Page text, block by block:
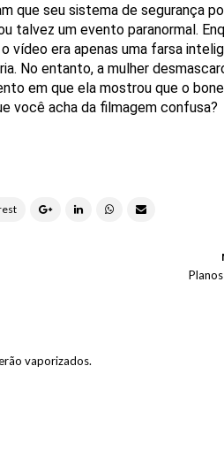
que seu sistema de segurança
talvez um evento paranormal.
vídeo era apenas uma farsa
No entanto, a mulher
em que ela mostrou que o
você acha da filmagem confusa?
vaporizados.